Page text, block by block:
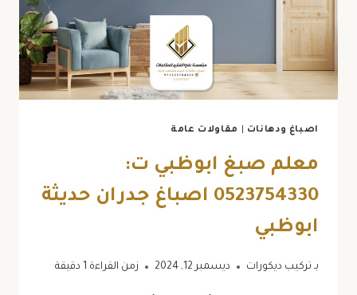
اصباغ ودهانات مقاولات عامة
معلم صبغ ابوظبي ت:
0523754330 اصباغ جدران حديثة
ابوظبي
بـ تركيب ديكورات ديسمبر 12, 2024 زمن القراءة دقيقة